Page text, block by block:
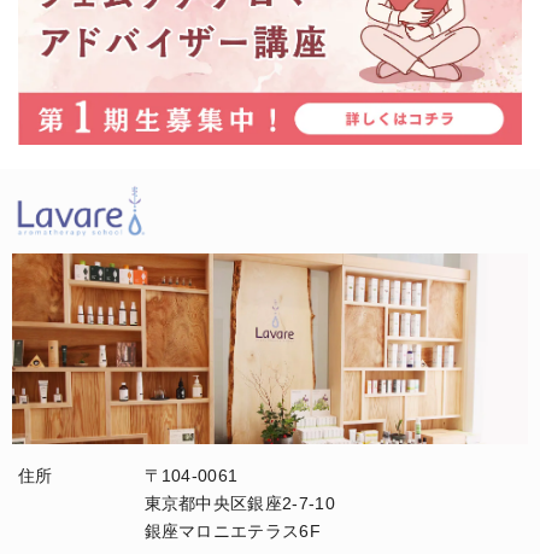
住所
〒104-0061
東京都中央区銀座2-7-10
銀座マロニエテラス6F